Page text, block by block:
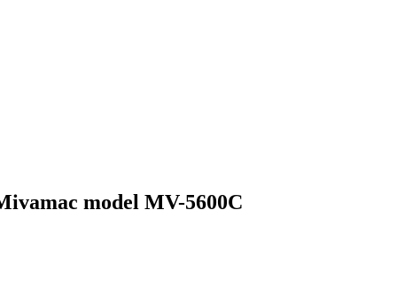
model MV-5600C